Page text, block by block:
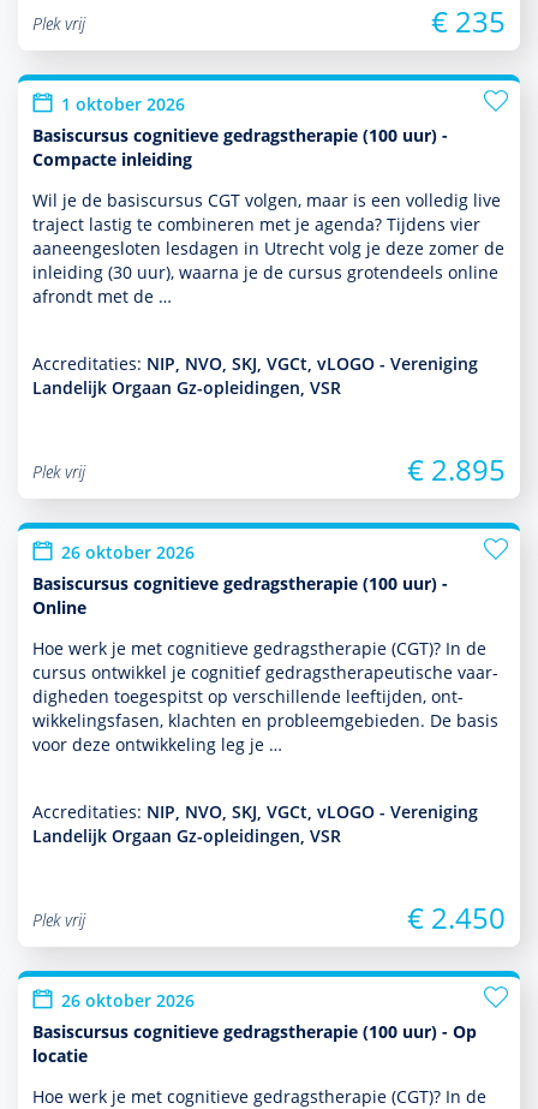
Plek vrij € 235
1 oktober 2026
Basiscursus cognitieve gedragstherapie (100 uur) -
Compacte inleiding
Wil je de basis­cursus CGT volgen, maar is een volledig live
traject lastig te combineren met je agenda? Tijdens vier
aaneengesloten lesdagen in Utrecht volg je deze zomer de
inleiding (30 uur), waarna je de cursus grotendeels online
afrondt met de …
Accreditaties: NIP, NVO, SKJ, VGCt, vLOGO - Vereniging
Landelijk Orgaan Gz-opleidingen, VSR
Plek vrij € 2.895
26 oktober 2026
Basiscursus cognitieve gedragstherapie (100 uur) -
Online
Hoe werk je met cogni­tieve gedrags­thera­pie (CGT)? In de
cursus ontwik­kel je cognitief gedrags­thera­peu­tische vaar­
dig­heden toegespitst op ver­schil­lende leeftijden, ont­
wikke­lingsfasen, klachten en probleemgebieden. De basis
voor deze ont­wikke­ling leg je …
Accreditaties: NIP, NVO, SKJ, VGCt, vLOGO - Vereniging
Landelijk Orgaan Gz-opleidingen, VSR
Plek vrij € 2.450
26 oktober 2026
Basiscursus cognitieve gedragstherapie (100 uur) - Op
locatie
Hoe werk je met cogni­tieve gedrags­thera­pie (CGT)? In de